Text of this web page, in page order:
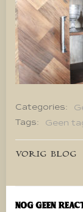
Categories:
Tags:
Geen
Bericht
VORIG BLOG
Nog geen